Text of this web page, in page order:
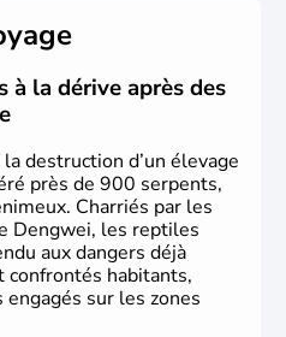
a été la dernière à régner
lorsque la Chine s'est
a retrouvé son indépendance
d'inventions avant-
utilisatrice du papier,
mobiles, de la boussole et de
à la dérive après des
destruction d’un élevage
près de 900 serpents,
Charriés par les
Dengwei, les reptiles
aux dangers déjà
confrontés habitants,
sur les zones